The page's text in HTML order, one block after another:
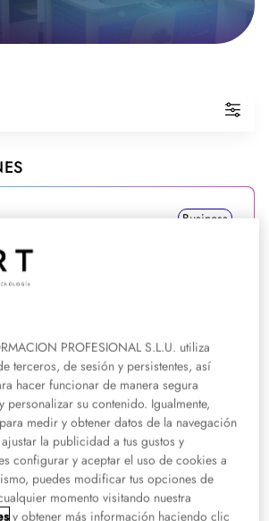
Business
en Marketing y Publicidad
Tech
en Administración de
en Red en Murcia
PROFESIONAL S.L.U. utiliza
terceros, de sesión y persistentes, así
hacer funcionar de manera segura
personalizar su contenido. Igualmente,
medir y obtener datos de la navegación
la publicidad a tus gustos y
configurar y aceptar el uso de cookies a
puedes modificar tus opciones de
momento visitando nuestra
y obtener más información haciendo clic